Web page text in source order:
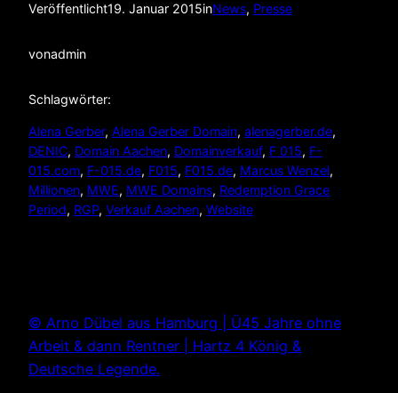
Veröffentlicht19. Januar 2015inNews, Presse
vonadmin
Schlagwörter:
Alena Gerber, Alena Gerber Domain, alenagerber.de
DENIC, Domain Aachen, Domainverkauf, F 015, F-
015.com, F-015.de, F015, F015.de, Marcus Wenzel
Millionen, MWE, MWE Domains, Redemption Grace
Period, RGP, Verkauf Aachen, Website
© Arno Dübel aus Hamburg | Ü45 Jahre ohne
Arbeit & dann Rentner | Hartz 4 König &
Deutsche Legende.